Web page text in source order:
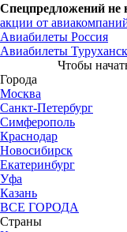
Спецпредложений не
акции от
Авиабилеты Россия
Авиабилеты Туруханск
Чтобы
Города
Москва
Санкт-Петербург
Симферополь
Краснодар
Новосибирск
Екатеринбург
Уфа
Казань
ВСЕ ГОРОДА
Страны